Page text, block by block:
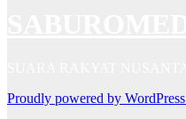
Proudly powered by WordPress